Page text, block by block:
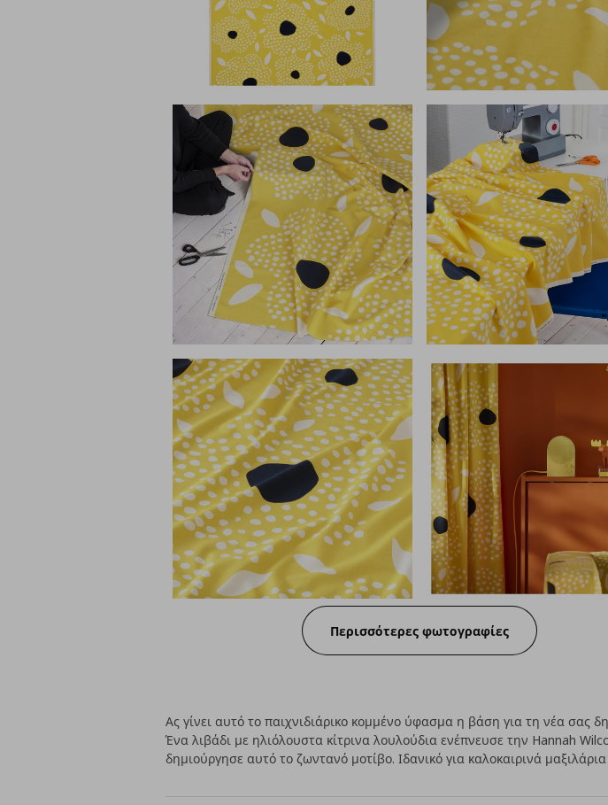
Περισσότερες φωτογραφίες
Ας γίνει αυτό το παιχνιδιάρικο κομμένο ύφασμα η βάση για τη νέα σας
Ένα λιβάδι με ηλιόλουστα κίτρινα λουλούδια ενέπνευσε την Hannah
δημιούργησε αυτό το ζωντανό μοτίβο. Ιδανικό για καλοκαιρινά